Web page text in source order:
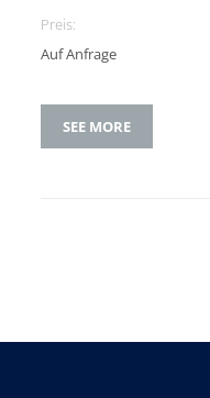
Preis:
Auf Anfrage
SEE MORE